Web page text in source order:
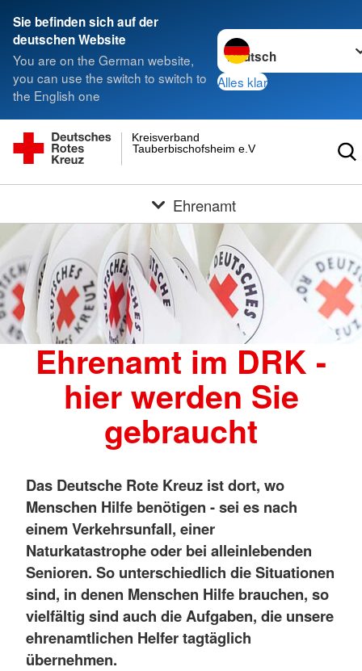
Sie befinden sich auf der
deutschen Website
You are on the German website,
you can use the switch to switch to
the English one
Sprache wechseln zu
Alles klar
Tauberbischofsheim e.V.
Kreisverband
Ehrenamt
Ehrenamt im DRK -
hier werden Sie
gebraucht
Das Deutsche Rote Kreuz ist dort, wo
Menschen Hilfe benötigen - sei es nach
einem Verkehrsunfall, einer
Naturkatastrophe oder bei alleinlebenden
Senioren. So unterschiedlich die Situationen
sind, in denen Menschen Hilfe brauchen, so
vielfältig sind auch die Aufgaben, die unsere
ehrenamtlichen Helfer tagtäglich
übernehmen.